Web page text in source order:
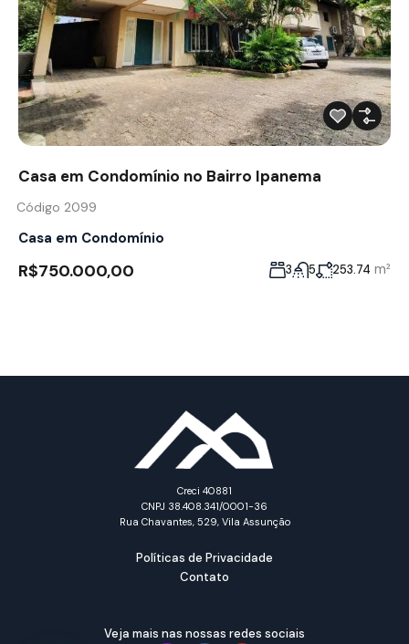
Casa em Condomínio no Bairro Ipanema
Código 2099
Casa em Condomínio
R$750.000,00 3 5 253.74 m²
Creci 40881
CNPJ 38.408.341/0001-36
Rua Chavantes, 529, Vila Assunção
Políticas de Privacidade
Contato
Veja mais nas nossas redes sociais